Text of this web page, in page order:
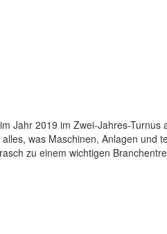
Jahr 2019 im Zwei-Jahres-
was Maschinen, Anlagen und
zu einem wichtigen